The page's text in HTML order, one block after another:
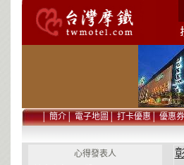
│簡介│電子地圖│打卡優惠│優惠券
心得發表人